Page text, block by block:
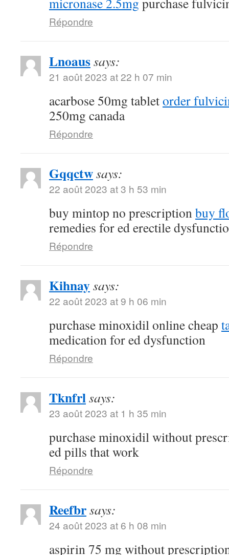
Répondre
Lnoaussays:
21 août 2023 at 22 h 07 min
acarbose 50mg tabletorder
250mg canada
Répondre
Gqqctwsays:
22 août 2023 at 3 h 53 min
buy mintop no prescriptionbuy
remedies for ed erectile
Répondre
Kihnaysays:
22 août 2023 at 9 h 06 min
purchase minoxidil online cheap
medication for ed dysfunction
Répondre
Tknfrlsays:
23 août 2023 at 1 h 35 min
purchase minoxidil without
ed pills that work
Répondre
Reefbrsays:
24 août 2023 at 6 h 08 min
aspirin 75 mg without